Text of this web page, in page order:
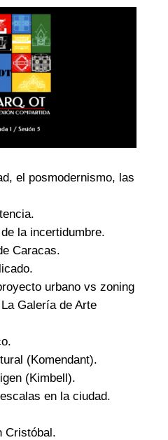
el posmodernismo, las
la incertidumbre.
Caracas.
urbano vs zoning
Galería de Arte
(Komendant).
(Kimbell).
en la ciudad.
Cristóbal.